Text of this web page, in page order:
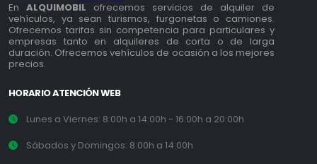
En ALQUIMOBIL ofrecemos servicios de alquiler de
vehículos, ya sean turismos, furgonetas o camiones.
Ofrecemos tarifas sin competencia para particulares y
empresas tanto en alquileres de corta o de larga
duración. Ofrecemos vehículos de ocasión a los mejores
precios.
HORARIO ATENCIÓN WEB
Lunes a Viernes: 8:00h a 14:00h - 16:00h a 20:00h
Sábados y Domingos: 8:00h a 14:00h